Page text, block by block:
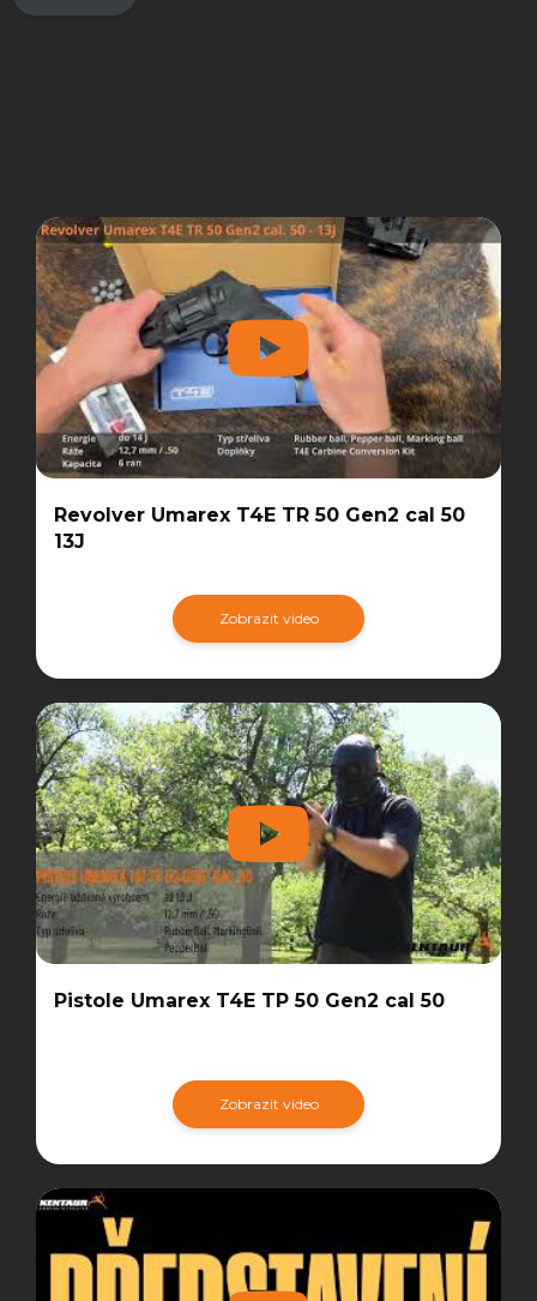
Revolver Umarex T4E TR 50 Gen2 cal 50
13J
Zobrazit video
Pistole Umarex T4E TP 50 Gen2 cal 50
Zobrazit video